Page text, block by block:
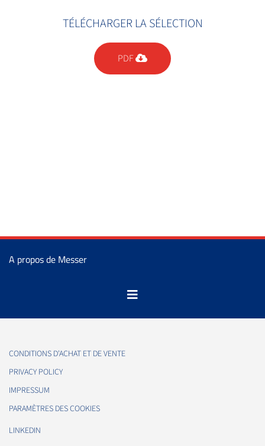
TÉLÉCHARGER LA SÉLECTION
PDF
A propos de Messer
CONDITIONS D'ACHAT ET DE VENTE
PRIVACY POLICY
IMPRESSUM
PARAMÈTRES DES COOKIES
LINKEDIN